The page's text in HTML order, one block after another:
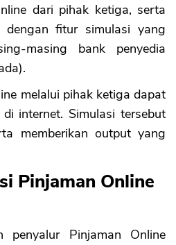
dari pihak ketiga, serta
fitur simulasi yang
masing bank penyedia
melalui pihak ketiga dapat
internet. Simulasi tersebut
memberikan output yang
Pinjaman Online
penyalur Pinjaman Online